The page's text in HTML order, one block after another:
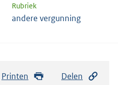
Rubriek
andere vergunning
Printen Delen